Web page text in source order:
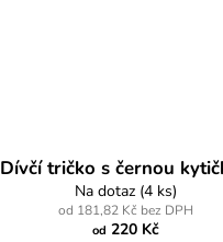
Dívčí tričko s černou
Na dotaz (4 ks)
od 181,82 Kč bez DPH
od 220 Kč